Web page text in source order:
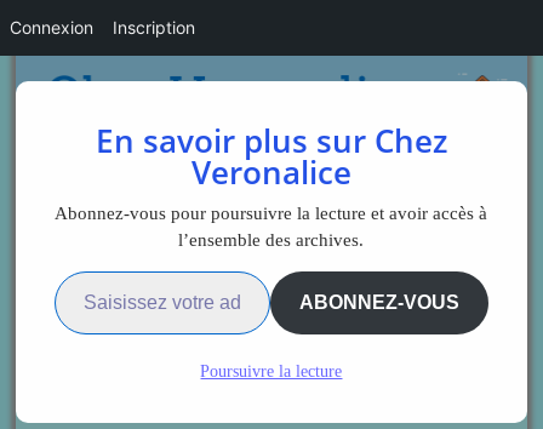
En savoir plus sur Chez
Veronalice
Abonnez-vous pour poursuivre la lecture et avoir accès à
l’ensemble des archives.
Saisissez votre adresse e-mail…
ABONNEZ-VOUS
Poursuivre la lecture
Connexion Inscription